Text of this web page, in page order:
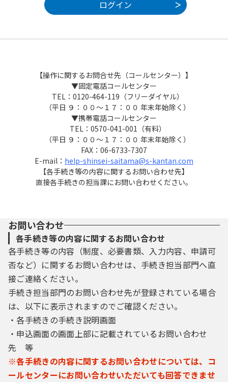
【操作に関するお問合せ先（コールセンター）】
▼固定電話コールセンター
TEL：0120-464-119（フリーダイヤル）
（平日 ９：００～１７：００ 年末年始除く）
▼携帯電話コールセンター
TEL：0570-041-001（有料）
（平日 ９：００～１７：００ 年末年始除く）
FAX：06-6733-7307
E-mail： help-shinsei-saitama@s-kantan.com
【各手続き等の内容に関するお問い合わせ先】
直接各手続きの担当課にお問い合わせください。
お問い合わせ
各手続き等の内容に関するお問い合わせ
各手続き等の内容（制度、必要書類、入力内容、申請可
否など）に関するお問い合わせは、手続き担当部門へ直
接ご連絡ください。
手続き担当部門のお問い合わせ先が登録されている場合
は、以下に表示されますのでご確認ください。
・各手続きの手続き説明画面
・申込画面の画面上部に記載されているお問い合わせ
先 等
※各手続きの内容に関するお問い合わせについては、コ
ールセンターにお問い合わせいただいても回答できませ